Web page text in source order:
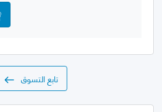
تابع التسوق